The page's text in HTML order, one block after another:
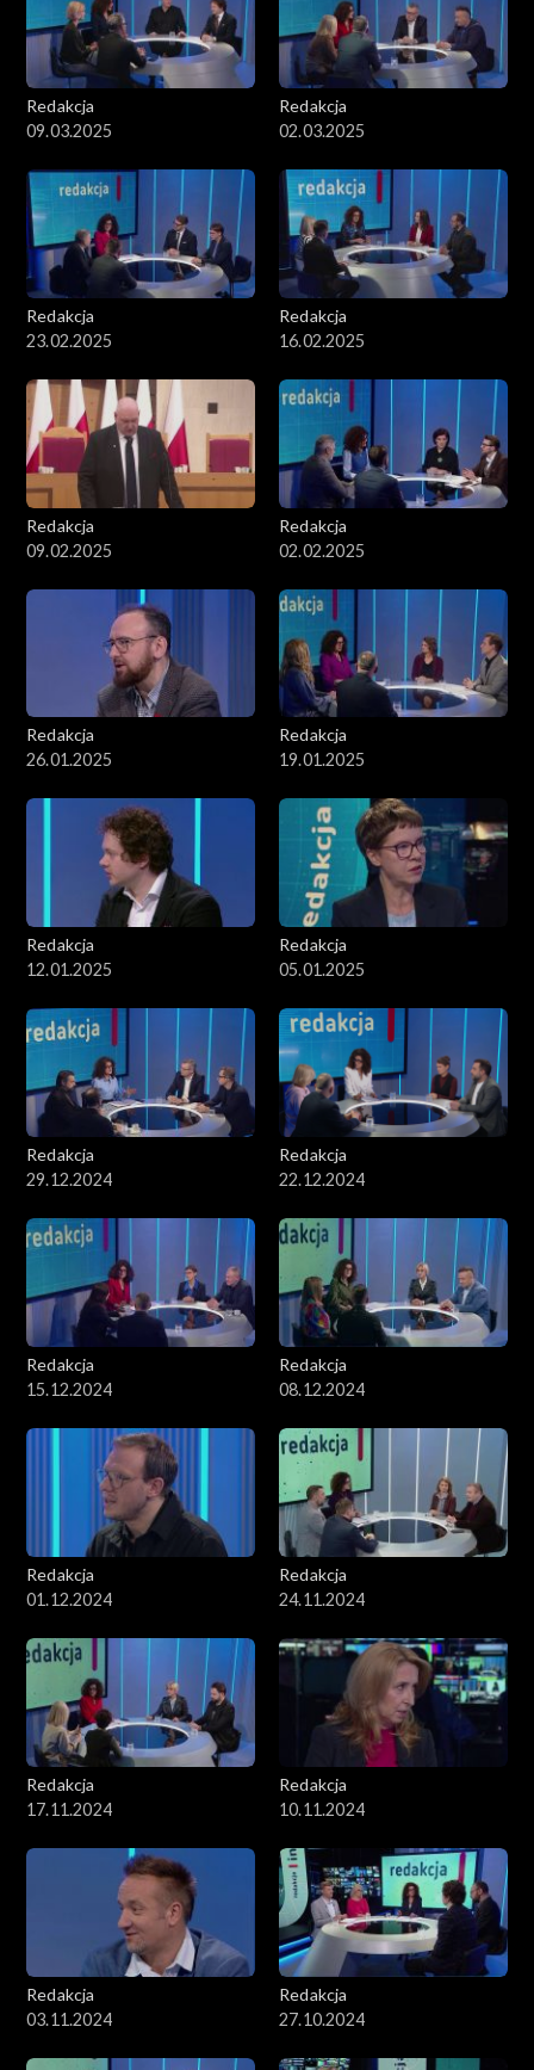
Redakcja
09.03.2025
Redakcja
02.03.2025
Redakcja
23.02.2025
Redakcja
16.02.2025
Redakcja
09.02.2025
Redakcja
02.02.2025
Redakcja
26.01.2025
Redakcja
19.01.2025
Redakcja
12.01.2025
Redakcja
05.01.2025
Redakcja
29.12.2024
Redakcja
22.12.2024
Redakcja
15.12.2024
Redakcja
08.12.2024
Redakcja
01.12.2024
Redakcja
24.11.2024
Redakcja
17.11.2024
Redakcja
10.11.2024
Redakcja
03.11.2024
Redakcja
27.10.2024